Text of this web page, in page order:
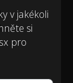
v jakékoli
si
pro